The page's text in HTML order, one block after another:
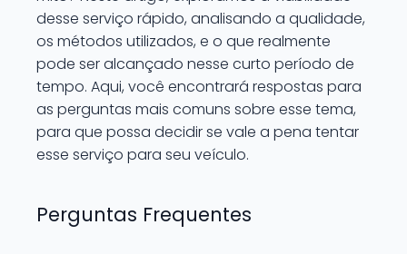
desse serviço rápido, analisando a qualidade,
os métodos utilizados, e o que realmente
pode ser alcançado nesse curto período de
tempo. Aqui, você encontrará respostas para
as perguntas mais comuns sobre esse tema,
para que possa decidir se vale a pena tentar
esse serviço para seu veículo.
Perguntas Frequentes